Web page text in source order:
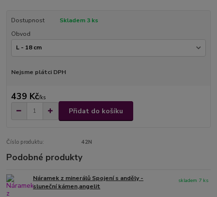
Dostupnost
Skladem 3 ks
Obvod
Nejsme plátci DPH
439 Kč/ks
Přidat do košíku
Číslo produktu: 42N
Podobné produkty
Náramek z minerálů Spojení s anděly -
sluneční kámen,angelit
skladem 7 ks